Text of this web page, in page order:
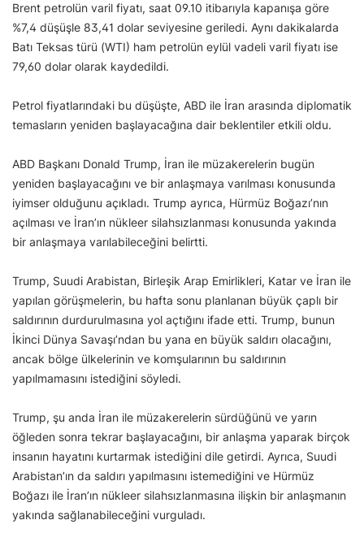
Brent petrolün varil fiyatı, saat 09.10 itibarıyla kapanışa göre
%7,4 düşüşle 83,41 dolar seviyesine geriledi. Aynı dakikalarda
Batı Teksas türü (WTI) ham petrolün eylül vadeli varil fiyatı ise
79,60 dolar olarak kaydedildi.
Petrol fiyatlarındaki bu düşüşte, ABD ile İran arasında diplomatik
temasların yeniden başlayacağına dair beklentiler etkili oldu.
ABD Başkanı Donald Trump, İran ile müzakerelerin bugün
yeniden başlayacağını ve bir anlaşmaya varılması konusunda
iyimser olduğunu açıkladı. Trump ayrıca, Hürmüz Boğazı’nın
açılması ve İran’ın nükleer silahsızlanması konusunda yakında
bir anlaşmaya varılabileceğini belirtti.
Trump, Suudi Arabistan, Birleşik Arap Emirlikleri, Katar ve İran ile
yapılan görüşmelerin, bu hafta sonu planlanan büyük çaplı bir
saldırının durdurulmasına yol açtığını ifade etti. Trump, bunun
İkinci Dünya Savaşı’ndan bu yana en büyük saldırı olacağını,
ancak bölge ülkelerinin ve komşularının bu saldırının
yapılmamasını istediğini söyledi.
Trump, şu anda İran ile müzakerelerin sürdüğünü ve yarın
öğleden sonra tekrar başlayacağını, bir anlaşma yaparak birçok
insanın hayatını kurtarmak istediğini dile getirdi. Ayrıca, Suudi
Arabistan’ın da saldırı yapılmasını istemediğini ve Hürmüz
Boğazı ile İran’ın nükleer silahsızlanmasına ilişkin bir anlaşmanın
yakında sağlanabileceğini vurguladı.